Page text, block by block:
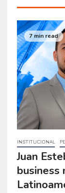
7 min read
INSTITUCIONAL
Juan
business